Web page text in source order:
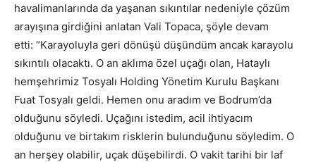
havalimanlarında da yaşanan sıkıntılar nedeniyle çözüm
arayışına girdiğini anlatan Vali Topaca, şöyle devam
etti: “Karayoluyla geri dönüşü düşündüm ancak karayolu
sıkıntılı olacaktı. O an aklıma özel uçağı olan, Hataylı
hemşehrimiz Tosyalı Holding Yönetim Kurulu Başkanı
Fuat Tosyalı geldi. Hemen onu aradım ve Bodrum’da
olduğunu söyledi. Uçağını istedim, acil ihtiyacım
olduğunu ve birtakım risklerin bulunduğunu söyledim. O
an herşey olabilir, uçak düşebilirdi. O vakit tarihi bir laf